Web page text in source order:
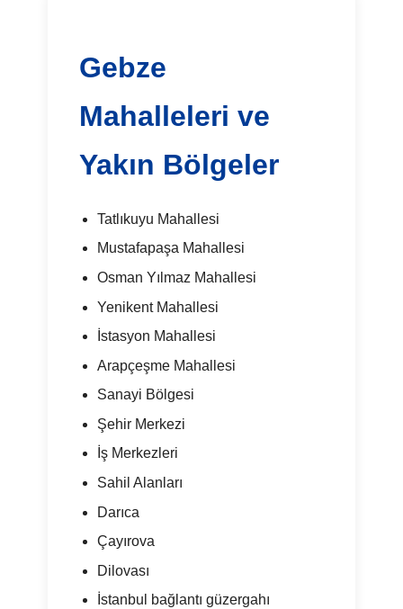
Gebze
Mahalleleri ve
Yakın Bölgeler
Tatlıkuyu Mahallesi
Mustafapaşa Mahallesi
Osman Yılmaz Mahallesi
Yenikent Mahallesi
İstasyon Mahallesi
Arapçeşme Mahallesi
Sanayi Bölgesi
Şehir Merkezi
İş Merkezleri
Sahil Alanları
Darıca
Çayırova
Dilovası
İstanbul bağlantı güzergahı